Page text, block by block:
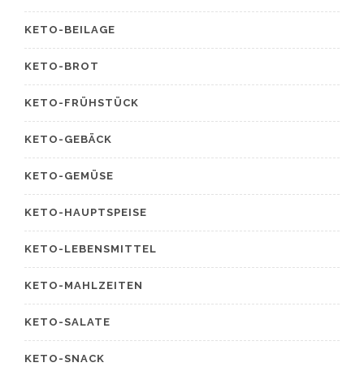
KETO-BEILAGE
KETO-BROT
KETO-FRÜHSTÜCK
KETO-GEBÄCK
KETO-GEMÜSE
KETO-HAUPTSPEISE
KETO-LEBENSMITTEL
KETO-MAHLZEITEN
KETO-SALATE
KETO-SNACK